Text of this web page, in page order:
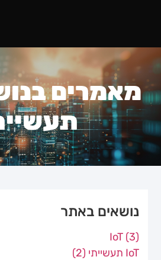
מאמרים
נושאים באתר
IoT(3)
IoT תעשייתי
(2)